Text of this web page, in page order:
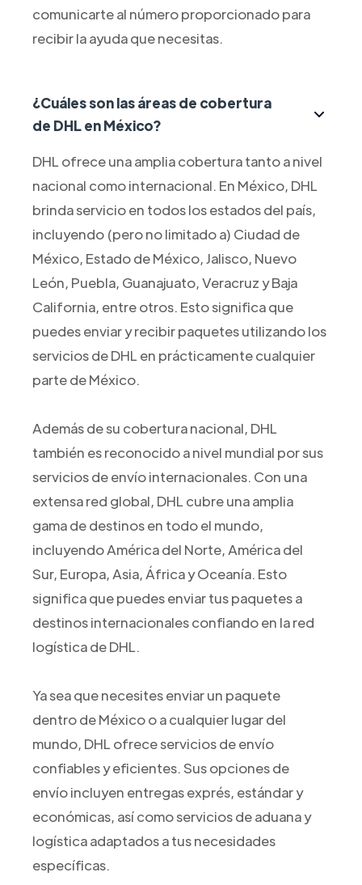
comunicarte al número proporcionado para
recibir la ayuda que necesitas.
¿Cuáles son las áreas de cobertura
de DHL en México?
DHL ofrece una amplia cobertura tanto a nivel
nacional como internacional. En México, DHL
brinda servicio en todos los estados del país,
incluyendo (pero no limitado a) Ciudad de
México, Estado de México, Jalisco, Nuevo
León, Puebla, Guanajuato, Veracruz y Baja
California, entre otros. Esto significa que
puedes enviar y recibir paquetes utilizando los
servicios de DHL en prácticamente cualquier
parte de México.
Además de su cobertura nacional, DHL
también es reconocido a nivel mundial por sus
servicios de envío internacionales. Con una
extensa red global, DHL cubre una amplia
gama de destinos en todo el mundo,
incluyendo América del Norte, América del
Sur, Europa, Asia, África y Oceanía. Esto
significa que puedes enviar tus paquetes a
destinos internacionales confiando en la red
logística de DHL.
Ya sea que necesites enviar un paquete
dentro de México o a cualquier lugar del
mundo, DHL ofrece servicios de envío
confiables y eficientes. Sus opciones de
envío incluyen entregas exprés, estándar y
económicas, así como servicios de aduana y
logística adaptados a tus necesidades
específicas.